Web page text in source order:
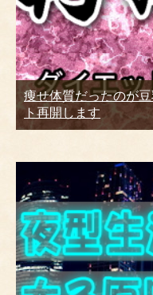
痩せ体質だったのが
ト再開します